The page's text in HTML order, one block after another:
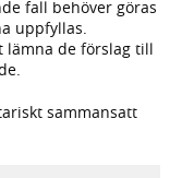
fall behöver göras
uppfyllas.
lämna de förslag till
sammansatt